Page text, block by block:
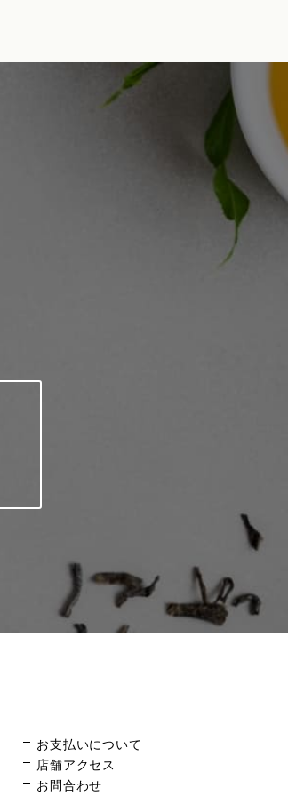
お支払いについて
店舗アクセス
お問合わせ